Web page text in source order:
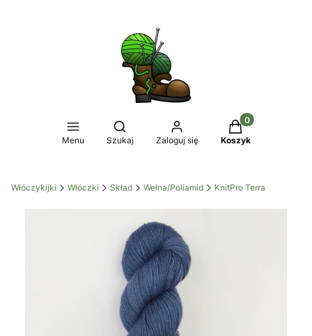
Menu
Otwórz wyszukiwarkę
Szukaj Zaloguj się
Produkty w
Koszyk
Włóczykijki Włóczki Skład Wełna/Poliamid KnitPro Terra